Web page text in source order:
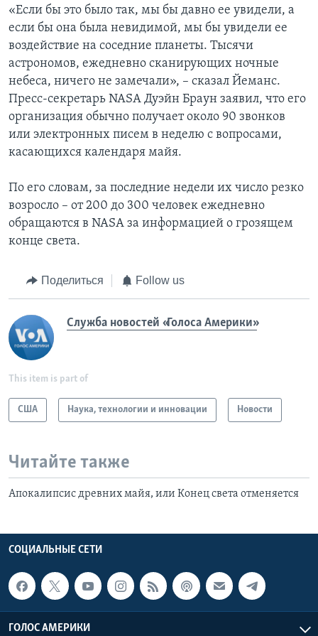
«Если бы это было так, мы бы давно ее увидели, а
если бы она была невидимой, мы бы увидели ее
воздействие на соседние планеты. Тысячи
астрономов, ежедневно сканирующих ночные
небеса, ничего не замечали», – сказал Йеманс.
Пресс-секретарь NASA Дуэйн Браун заявил, что его
организация обычно получает около 90 звонков
или электронных писем в неделю с вопросами,
касающихся календаря майя.
По его словам, за последние недели их число резко
возросло – от 200 до 300 человек ежедневно
обращаются в NASA за информацией о грозящем
конце света.
Поделиться Follow us
Служба новостей «Голоса Америки»
This item is part of
США Наука, технологии и инновации Новости
Читайте также
Апокалипсис древних майя, или Конец света отменяется
СОЦИАЛЬНЫЕ СЕТИ
ГОЛОС АМЕРИКИ